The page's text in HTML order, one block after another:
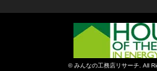
©みんなの工務店リサーチ. All